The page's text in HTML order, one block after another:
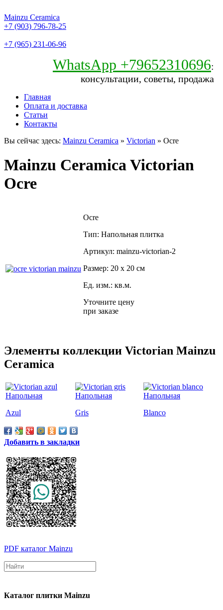
Mainzu Ceramica
+7 (903) 796-78-25
+7 (965) 231-06-96
WhatsApp +79652310696:
консультации, советы, продажа
Главная
Оплата и доставка
Статьи
Контакты
Вы сейчас здесь: Mainzu Ceramica » Victorian » Ocre
Mainzu Ceramica Victorian
Ocre
Ocre
Тип: Напольная плитка
Артикул: mainzu-victorian-2
Размер: 20 x 20 см
Ед. изм.: кв.м.
Уточните цену
при заказе
Элементы коллекции Victorian Mainzu
Ceramica
Azul Gris Blanco
Добавить в закладки
PDF каталог Mainzu
Каталог плитки Mainzu